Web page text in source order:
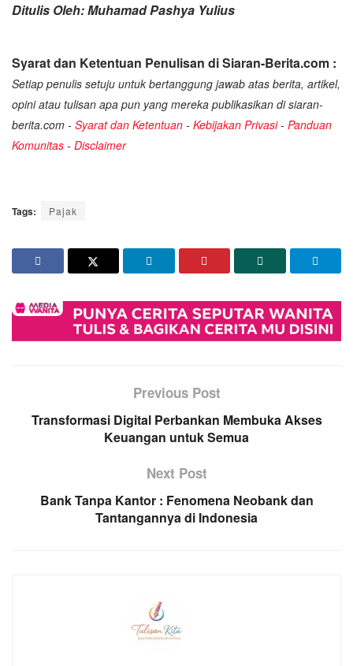
Ditulis Oleh: Muhamad Pashya Yulius
Syarat dan Ketentuan Penulisan di Siaran-Berita.com :
Setiap penulis setuju untuk bertanggung jawab atas berita, artikel,
opini atau tulisan apa pun yang mereka publikasikan di siaran-
berita.com - Syarat dan Ketentuan - Kebijakan Privasi- Panduan
Komunitas - Disclaimer
Tags: Pajak
Previous Post
Transformasi Digital Perbankan Membuka Akses
Keuangan untuk Semua
Next Post
Bank Tanpa Kantor : Fenomena Neobank dan
Tantangannya di Indonesia